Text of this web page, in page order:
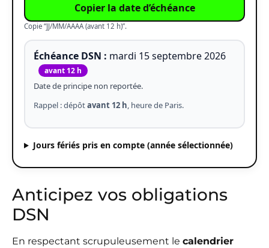
Copier la date d’échéance
Copie “JJ/MM/AAAA (avant 12 h)”.
Échéance DSN : mardi 15 septembre 2026
avant 12 h
Date de principe non reportée.
Rappel : dépôtavant 12 h, heure de Paris.
Jours fériés pris en compte (année sélectionnée)
Anticipez vos obligations
DSN
En respectant scrupuleusement le calendrier